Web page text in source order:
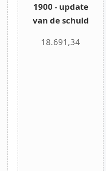
1900 - update
van de schuld
18.691,34